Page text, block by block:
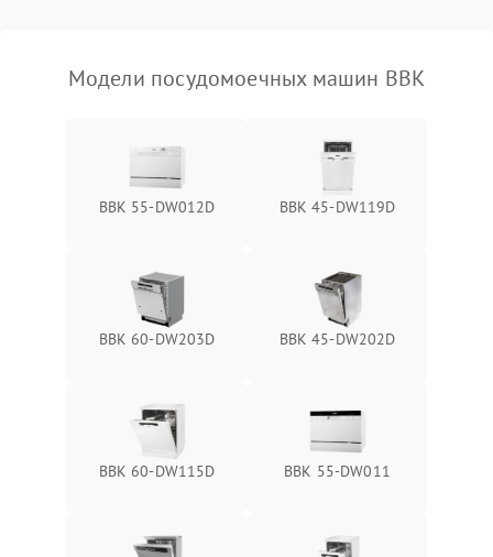
Модели посудомоечных машин BBK
BBK 55-DW012D BBK 45-DW119D
BBK 60-DW203D BBK 45-DW202D
BBK 60-DW115D BBK 55-DW011